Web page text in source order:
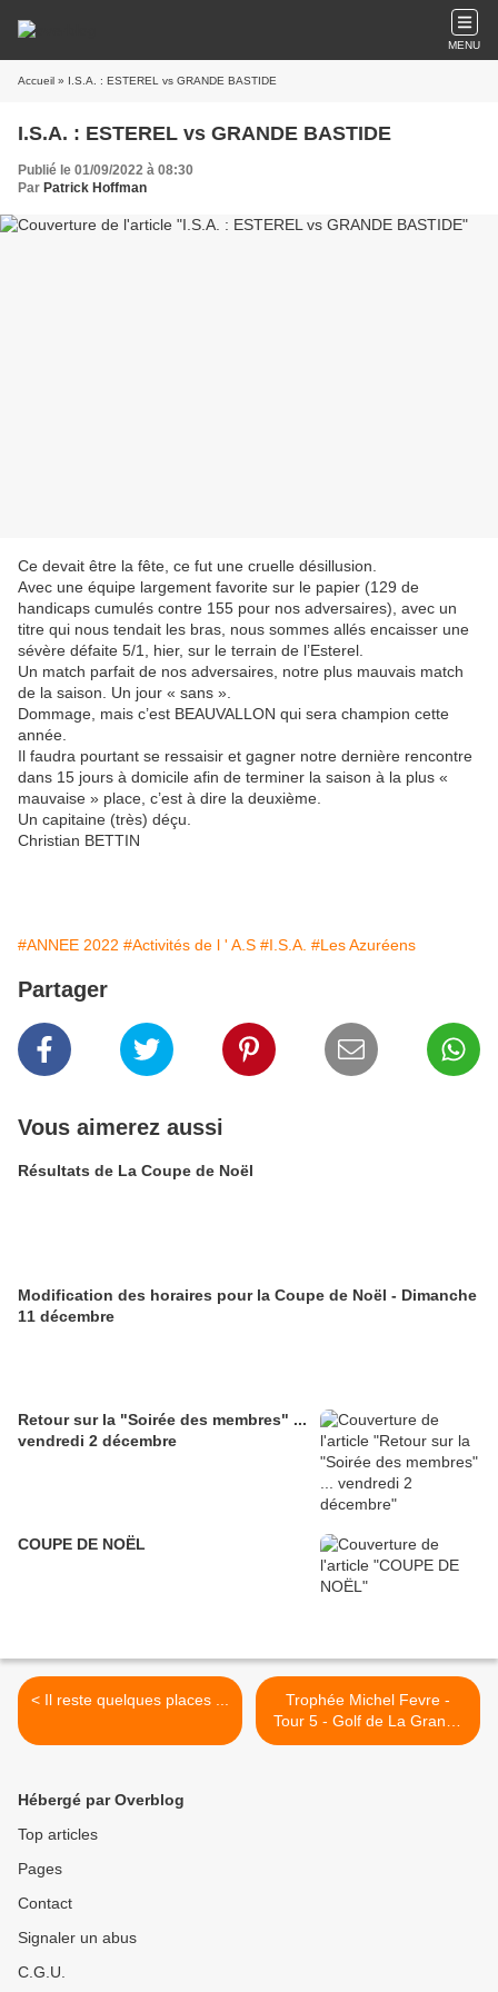
MENU
Accueil » I.S.A. : ESTEREL vs GRANDE BASTIDE
I.S.A. : ESTEREL vs GRANDE BASTIDE
Publié le 01/09/2022 à 08:30
Par Patrick Hoffman
Ce devait être la fête, ce fut une cruelle désillusion.
Avec une équipe largement favorite sur le papier (129 de
handicaps cumulés contre 155 pour nos adversaires), avec un
titre qui nous tendait les bras, nous sommes allés encaisser une
sévère défaite 5/1, hier, sur le terrain de l’Esterel.
Un match parfait de nos adversaires, notre plus mauvais match
de la saison. Un jour « sans ».
Dommage, mais c’est BEAUVALLON qui sera champion cette
année.
Il faudra pourtant se ressaisir et gagner notre dernière rencontre
dans 15 jours à domicile afin de terminer la saison à la plus «
mauvaise » place, c’est à dire la deuxième.
Un capitaine (très) déçu.
Christian BETTIN
#ANNEE 2022 #Activités de l ' A.S #I.S.A. #Les Azuréens
Partager
Vous aimerez aussi
Résultats de La Coupe de Noël
Modification des horaires pour la Coupe de Noël - Dimanche
11 décembre
Retour sur la "Soirée des membres" ...
vendredi 2 décembre
COUPE DE NOËL
< Il reste quelques places ...
Trophée Michel Fevre -
Tour 5 - Golf de La Grande
Bastide >
Hébergé par Overblog
Top articles
Pages
Contact
Signaler un abus
C.G.U.